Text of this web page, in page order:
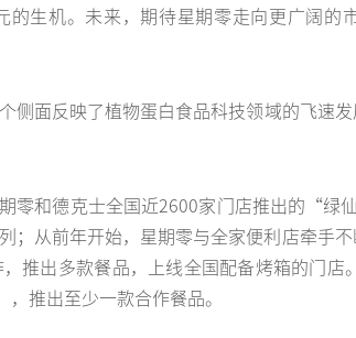
生机。未来，期待星期零走向更广阔的
侧面反映了植物蛋白食品科技领域的飞速
零和德克士全国近2600家门店推出的“
从前年开始，星期零与全家便利店牵手
推出多款餐品，上线全国配备烤箱的门店
推出至少一款合作餐品。